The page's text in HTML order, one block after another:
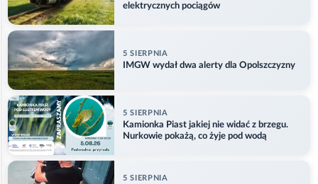
elektrycznych pociągów
5 SIERPNIA
IMGW wydał dwa alerty dla Opolszczyzny
5 SIERPNIA
Kamionka Piast jakiej nie widać z brzegu.
Nurkowie pokażą, co żyje pod wodą
5 SIERPNIA